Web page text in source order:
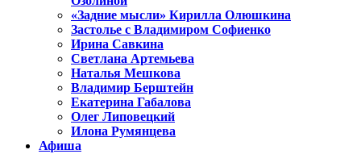
«Задние мысли» Кирилла Олюшкина
Застолье с Владимиром Софиенко
Ирина Савкина
Светлана Артемьева
Наталья Мешкова
Владимир Берштейн
Екатерина Габалова
Олег Липовецкий
Илона Румянцева
Афиша